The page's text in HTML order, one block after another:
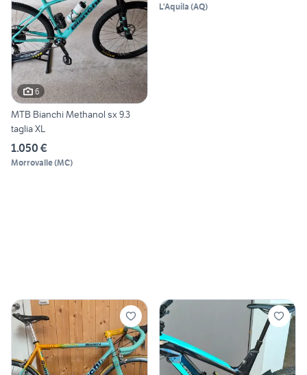
6
MTB Bianchi Methanol sx 9.3
taglia XL
1.050 €
Morrovalle(MC)
L'Aquila (AQ)